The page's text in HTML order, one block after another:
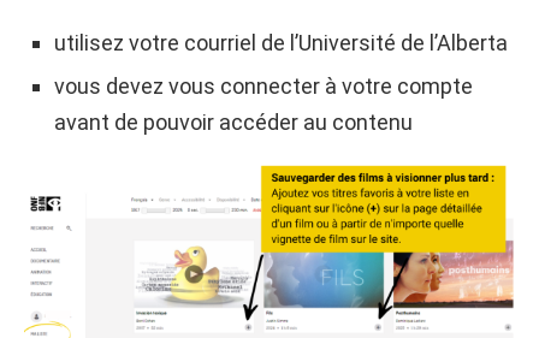
utilisez votre courriel de l’Université de l’Alberta
vous devez vous connecter à votre compte
avant de pouvoir accéder au contenu